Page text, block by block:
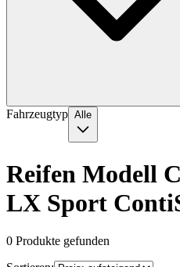
Fahrzeugtyp Alle
Reifen Modell
LX Sport
0 Produkte gefunden